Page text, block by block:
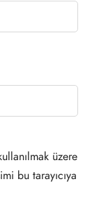
üzere
bu tarayıcıya